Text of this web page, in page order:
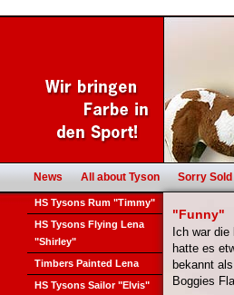
News All about Tyson Sorry Sold
HS Tysons Rum "Timmy"
HS Tysons Flying Lena
"Shirley"
Timbers Painted Lena
HS Tysons Sailor "Elvis"
"Funny"
Ich war
hatte es
bekannt
Boggies